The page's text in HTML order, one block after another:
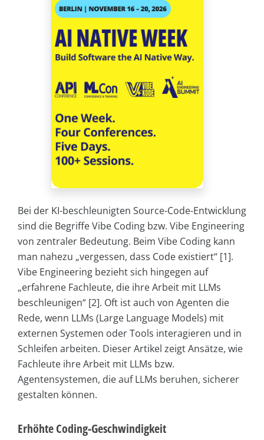
Bei der KI-beschleunigten Source-Code-Entwicklung
sind die Begriffe Vibe Coding bzw. Vibe Engineering
von zentraler Bedeutung. Beim Vibe Coding kann
man nahezu „vergessen, dass Code existiert“ [1].
Vibe Engineering bezieht sich hingegen auf
„erfahrene Fachleute, die ihre Arbeit mit LLMs
beschleunigen“ [2]. Oft ist auch von Agenten die
Rede, wenn LLMs (Large Language Models) mit
externen Systemen oder Tools interagieren und in
Schleifen arbeiten. Dieser Artikel zeigt Ansätze, wie
Fachleute ihre Arbeit mit LLMs bzw.
Agentensystemen, die auf LLMs beruhen, sicherer
gestalten können.
Erhöhte Coding-Geschwindigkeit